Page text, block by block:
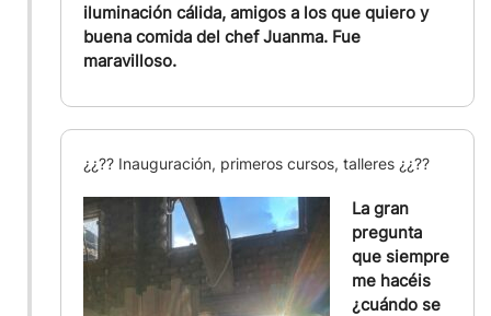
iluminación cálida, amigos a los que quiero y
buena comida del chef Juanma. Fue
maravilloso.
¿¿?? Inauguración, primeros cursos, talleres ¿¿??
La gran
pregunta
que siempre
me hacéis
¿cuándo se